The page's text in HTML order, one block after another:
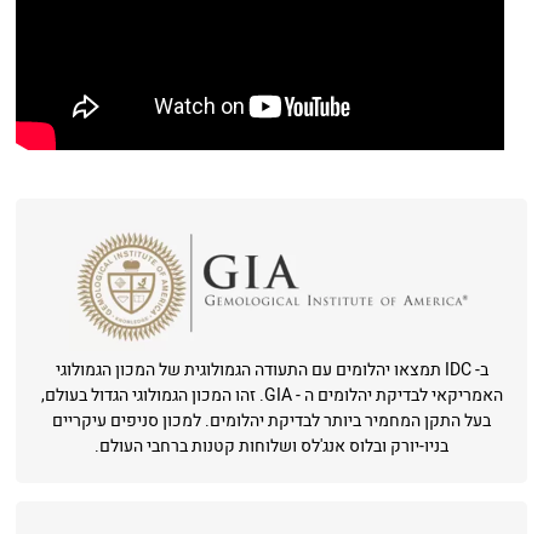
ב- IDC תמצאו יהלומים עם התעודה הגמולוגית של המכון הגמולוגי
האמריקאי לבדיקת יהלומים ה - GIA. זהו המכון הגמולוגי הגדול בעולם,
בעל התקן המחמיר ביותר לבדיקת יהלומים. למכון סניפים עיקריים
בניו-יורק ובלוס אנג'לס ושלוחות קטנות ברחבי העולם.